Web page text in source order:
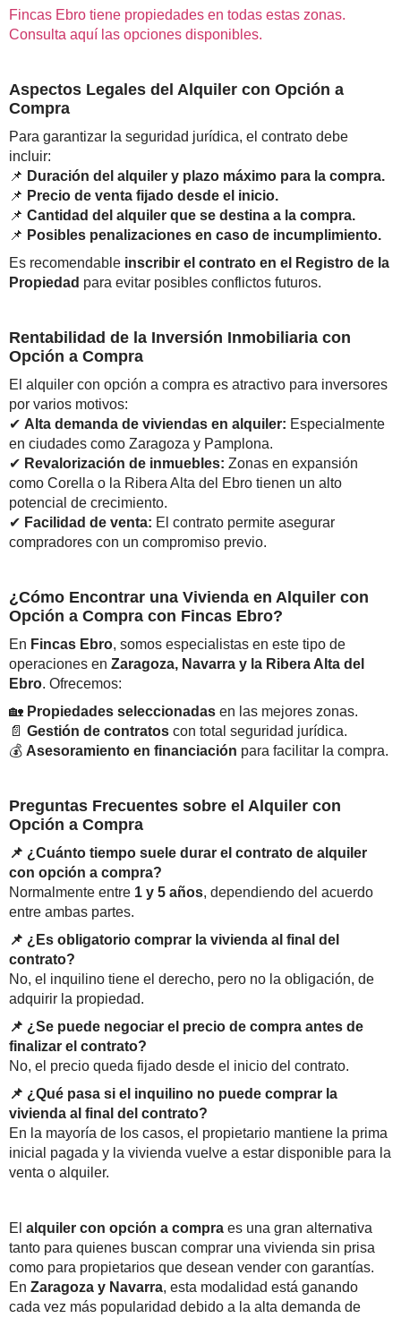
Fincas Ebro tiene propiedades en todas estas zonas.
Consulta aquí las opciones disponibles.
Aspectos Legales del Alquiler con Opción a
Compra
Para garantizar la seguridad jurídica, el contrato debe
incluir:
📌 Duración del alquiler y plazo máximo para la compra.
📌 Precio de venta fijado desde el inicio.
📌 Cantidad del alquiler que se destina a la compra.
📌 Posibles penalizaciones en caso de incumplimiento.
Es recomendable inscribir el contrato en el Registro de la
Propiedad para evitar posibles conflictos futuros.
Rentabilidad de la Inversión Inmobiliaria con
Opción a Compra
El alquiler con opción a compra es atractivo para inversores
por varios motivos:
✔ Alta demanda de viviendas en alquiler: Especialmente
en ciudades como Zaragoza y Pamplona.
✔ Revalorización de inmuebles: Zonas en expansión
como Corella o la Ribera Alta del Ebro tienen un alto
potencial de crecimiento.
✔ Facilidad de venta: El contrato permite asegurar
compradores con un compromiso previo.
¿Cómo Encontrar una Vivienda en Alquiler con
Opción a Compra con Fincas Ebro?
En Fincas Ebro, somos especialistas en este tipo de
operaciones en Zaragoza, Navarra y la Ribera Alta del
Ebro. Ofrecemos:
🏡 Propiedades seleccionadas en las mejores zonas.
📄 Gestión de contratos con total seguridad jurídica.
💰 Asesoramiento en financiación para facilitar la compra.
Preguntas Frecuentes sobre el Alquiler con
Opción a Compra
📌 ¿Cuánto tiempo suele durar el contrato de alquiler
con opción a compra?
Normalmente entre 1 y 5 años, dependiendo del acuerdo
entre ambas partes.
📌 ¿Es obligatorio comprar la vivienda al final del
contrato?
No, el inquilino tiene el derecho, pero no la obligación, de
adquirir la propiedad.
📌 ¿Se puede negociar el precio de compra antes de
finalizar el contrato?
No, el precio queda fijado desde el inicio del contrato.
📌 ¿Qué pasa si el inquilino no puede comprar la
vivienda al final del contrato?
En la mayoría de los casos, el propietario mantiene la prima
inicial pagada y la vivienda vuelve a estar disponible para la
venta o alquiler.
El alquiler con opción a compra es una gran alternativa
tanto para quienes buscan comprar una vivienda sin prisa
como para propietarios que desean vender con garantías.
En Zaragoza y Navarra, esta modalidad está ganando
cada vez más popularidad debido a la alta demanda de